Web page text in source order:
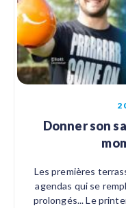
Donner son
Les premières
agendas qui se
prolongés... Le